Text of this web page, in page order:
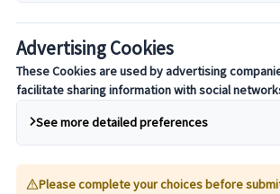
der atemberaubenden Pazifikküste